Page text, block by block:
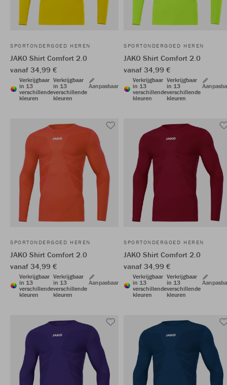
SPORTONDERGOED HEREN
JAKO Shirt Comfort 2.0
vanaf 34,99 €
Verkrijgbaar
in 13
verschillende
kleuren
Verkrijgbaar
in 13
verschillende
kleuren
Aanpasbaar
SPORTONDERGOED HEREN
JAKO Shirt Comfort 2.0
vanaf 34,99 €
Verkrijgbaar
in 13
verschillende
kleuren
Verkrijgbaar
in 13
verschillende
kleuren
SPORTONDERGOED HEREN
JAKO Shirt Comfort 2.0
vanaf 34,99 €
Verkrijgbaar
in 13
verschillende
kleuren
Verkrijgbaar
in 13
verschillende
kleuren
Aanpasbaar
SPORTONDERGOED HEREN
JAKO Shirt Comfort 2.0
vanaf 34,99 €
Verkrijgbaar
in 13
verschillende
kleuren
Verkrijgbaar
in 13
verschillende
kleuren